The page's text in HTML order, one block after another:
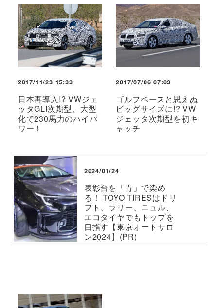
2017/11/23 15:33
日本再導入!? VWジェ
ッタGLI次期型、大型
化で230馬力のハイパ
ワー！
2017/07/06 07:03
ゴルフベースと思えぬ
ビッグサイズに!? VW
ジェッタ次期型を初キ
ャッチ
2024/01/24
表彰台を「青」で染め
る！ TOYO TIRESはドリ
フト、ラリー、ニュル、
エコタイヤでもトップを
目指す【東京オートサロ
ン2024】(PR)